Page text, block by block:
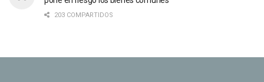
203 COMPARTIDOS